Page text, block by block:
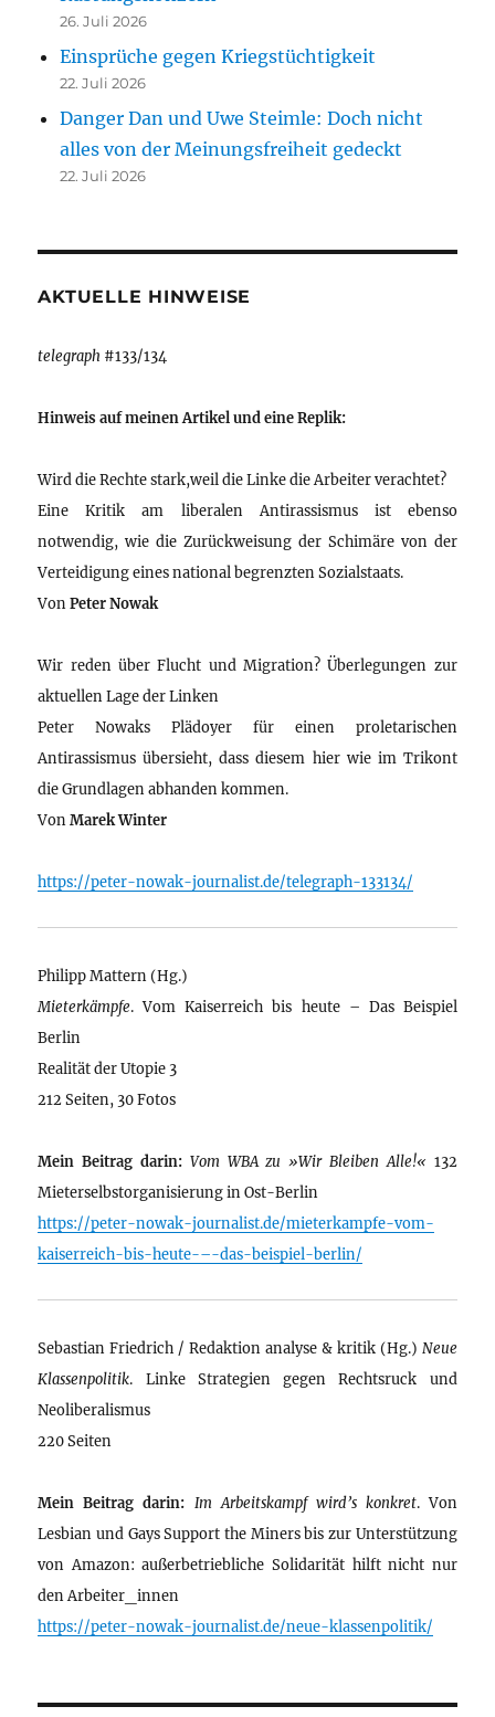
26. Juli 2026
Einsprüche gegen Kriegstüchtigkeit
22. Juli 2026
Danger Dan und Uwe Steimle: Doch nicht
alles von der Meinungsfreiheit gedeckt
22. Juli 2026
AKTUELLE HINWEISE
telegraph #133/134
Hinweis auf meinen Artikel und eine Replik:
Wird die Rechte stark,weil die Linke die Arbeiter verachtet?
Eine Kritik am liberalen Antirassismus ist ebenso
notwendig, wie die Zurückweisung der Schimäre von der
Verteidigung eines national begrenzten Sozialstaats.
VonPeter Nowak
Wir reden über Flucht und Migration? Überlegungen zur
aktuellen Lage der Linken
Peter Nowaks Plädoyer für einen proletarischen
Antirassismus übersieht, dass diesem hier wie im Trikont
die Grundlagen abhanden kommen.
VonMarek Winter
https://peter-nowak-journalist.de/telegraph-133134/
Philipp Mattern (Hg.)
Mieterkämpfe. Vom Kaiserreich bis heute – Das Beispiel
Berlin
Realität der Utopie 3
212 Seiten, 30 Fotos
Mein Beitrag darin: Vom WBA zu »Wir Bleiben Alle!« 132
Mieterselbstorganisierung in Ost-Berlin
https://peter-nowak-journalist.de/mieterkampfe-vom-
kaiserreich-bis-heute-–-das-beispiel-berlin/
Sebastian Friedrich / Redaktion analyse & kritik (Hg.) Neue
Klassenpolitik. Linke Strategien gegen Rechtsruck und
Neoliberalismus
220 Seiten
Mein Beitrag darin: Im Arbeitskampf wird’s konkret. Von
Lesbian und Gays Support the Miners bis zur Unterstützung
von Amazon: außerbetriebliche Solidarität hilft nicht nur
den Arbeiter_innen
https://peter-nowak-journalist.de/neue-klassenpolitik/